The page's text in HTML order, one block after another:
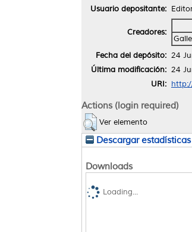
Usuario depositante:
Creadores:
Fecha del depósito: 24
Última modificación: 24
URI:
Actions (login required)
Ver elemento
Descargar estadísticas
Downloads
Loading...